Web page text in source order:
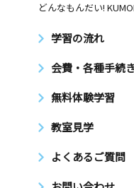
どんなもんだい!
学習の流れ
会費・各種手続
無料体験学習
教室見学
よくあるご質問